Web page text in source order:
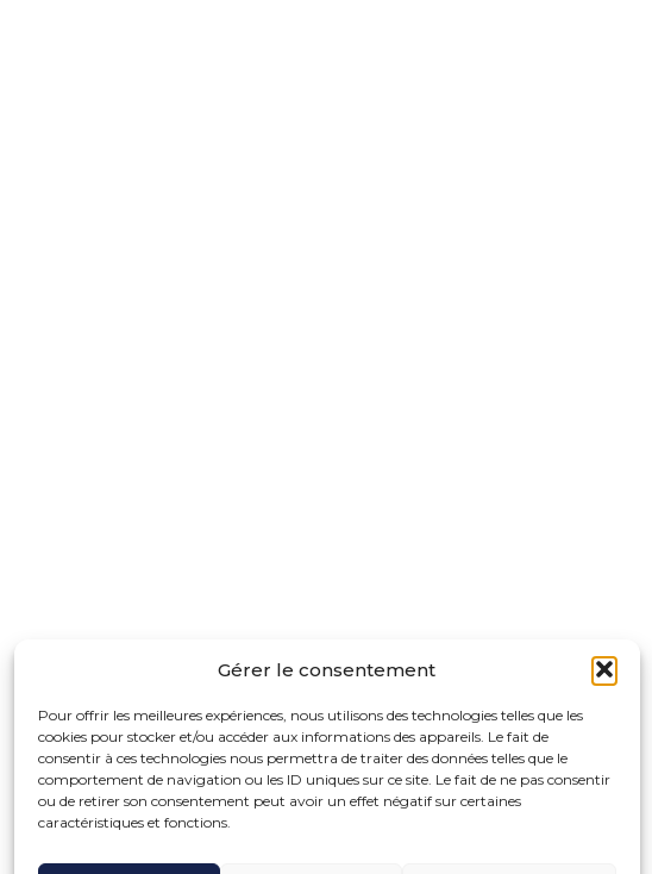
Gérer le consentement
Pour offrir les meilleures expériences, nous utilisons des technologies telles que les
cookies pour stocker et/ou accéder aux informations des appareils. Le fait de
consentir à ces technologies nous permettra de traiter des données telles que le
comportement de navigation ou les ID uniques sur ce site. Le fait de ne pas consentir
ou de retirer son consentement peut avoir un effet négatif sur certaines
caractéristiques et fonctions.
Footer